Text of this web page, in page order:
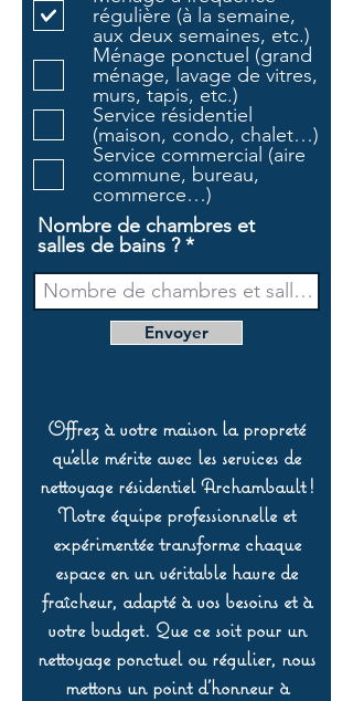
g
a
t
o
i
r
e
régulière (à la semaine,
aux deux semaines, etc.)
Ménage ponctuel (grand
ménage, lavage de vitres,
murs, tapis, etc.)
Service résidentiel
(maison, condo, chalet…)
Service commercial (aire
commune, bureau,
commerce…)
Nombre de chambres et
salles de bains ?
Envoyer
Offrez à votre maison la propreté
qu’elle mérite avec les services de
nettoyage résidentiel Archambault !
Notre équipe professionnelle et
expérimentée transforme chaque
espace en un véritable havre de
fraîcheur, adapté à vos besoins et à
votre budget. Que ce soit pour un
nettoyage ponctuel ou régulier, nous
mettons un point d’honneur à